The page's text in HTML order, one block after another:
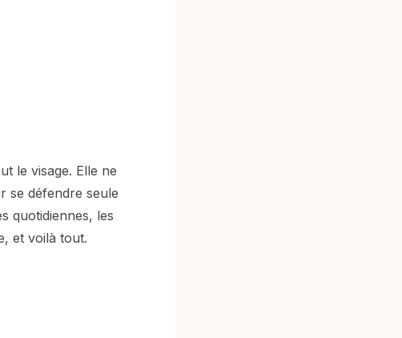
le visage. Elle ne
se défendre seule
quotidiennes, les
et voilà tout.